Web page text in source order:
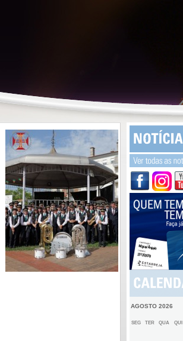
AGOSTO 2026
SEG TER QUA QUI